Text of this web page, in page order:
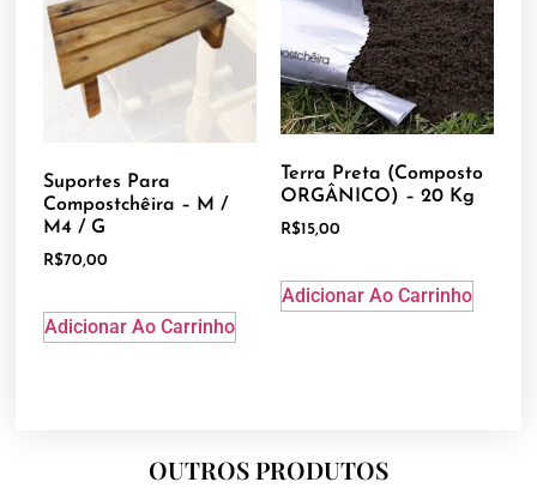
Suportes Para
Compostchêira – M /
M4 / G
R$70,00
Adicionar Ao Carrinho
Terra Preta (Composto
ORGÂNICO) – 20 Kg
R$15,00
Adicionar Ao Carrinho
OUTROS PRODUTOS